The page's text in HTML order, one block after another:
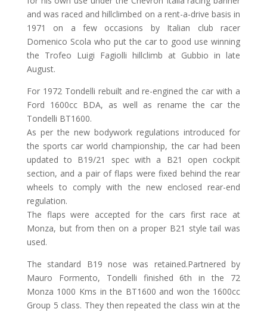
and was raced and hillclimbed on a rent-a-drive basis in
1971 on a few occasions by Italian club racer
Domenico Scola who put the car to good use winning
the Trofeo Luigi Fagiolli hillclimb at Gubbio in late
August.
For 1972 Tondelli rebuilt and re-engined the car with a
Ford 1600cc BDA, as well as rename the car the
Tondelli BT1600.
As per the new bodywork regulations introduced for
the sports car world championship, the car had been
updated to B19/21 spec with a B21 open cockpit
section, and a pair of flaps were fixed behind the rear
wheels to comply with the new enclosed rear-end
regulation.
The flaps were accepted for the cars first race at
Monza, but from then on a proper B21 style tail was
used.
The standard B19 nose was retained.Partnered by
Mauro Formento, Tondelli finished 6th in the 72
Monza 1000 Kms in the BT1600 and won the 1600cc
Group 5 class. They then repeated the class win at the